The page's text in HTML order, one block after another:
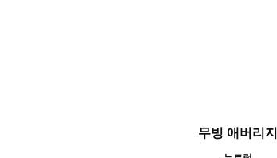
무빙 애버리지